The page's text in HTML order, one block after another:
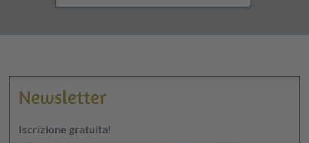
Newsletter
Iscrizione gratuita!